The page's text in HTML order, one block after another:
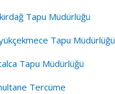
Tapu Müdürlüğü
Tapu Müdürlüğü
Tapu Müdürlüğü
Tercüme